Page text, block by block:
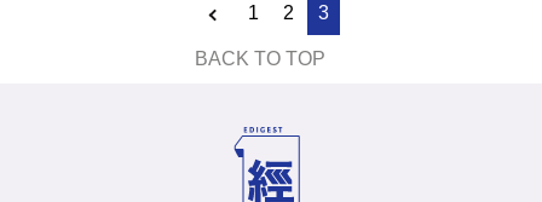
1 2 3
BACK TO TOP